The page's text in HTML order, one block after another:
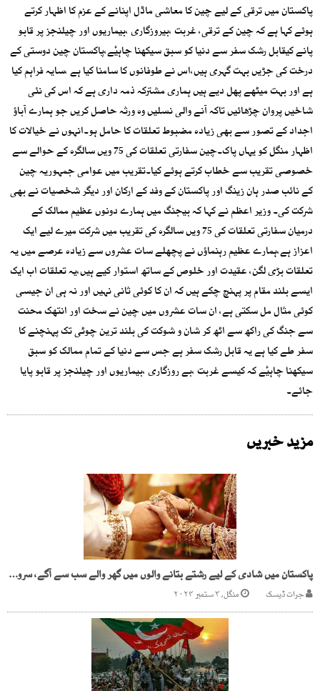
پاکستان میں ترقی کے لیے چین کا معاشی ماڈل اپنانے کے عزم کا اظہار کرتے
ہوئے کہا ہے کہ چین کے ترقی، غربت ،بیروزگاری ،بیماریوں اور چیلنجز پر قابو
پانے کیقابل رشک سفر سے دنیا کو سبق سیکھنا چاہیٔے،پاکستان چین دوستی کے
درخت کی جڑیں بہت گہری ہیں،اس نے طوفانوں کا سامنا کیا ہے ،سایہ فراہم کیا
ہے اور بہت میٹھے پھل دیے ہیں ہماری مشترکہ ذمہ داری ہے کہ اس کی نئی
شاخیں پروان چڑھائیں تاکہ آنے والی نسلیں وہ ورثہ حاصل کریں جو ہمارے آباؤ
اجداد کے تصور سے بھی زیادہ مضبوط تعلقات کا حامل ہو۔انہوں نے خیالات کا
اظہار منگل کو یہاں پاک۔چین سفارتی تعلقات کی 75 ویں سالگرہ کے حوالے سے
خصوصی تقریب سے خطاب کرتے ہوئے کیا۔تقریب میں عوامی جمہوریہ چین
کے نائب صدر ہان زینگ اور پاکستان کے وفد کے ارکان اور دیگر شخصیات نے بھی
شرکت کی۔ وزیر اعظم نے کہا کہ بیجنگ میں ہمارے دونوں عظیم ممالک کے
درمیان سفارتی تعلقات کی 75 ویں سالگرہ کی تقریب میں شرکت میرے لیے ایک
اعزاز ہے،ہمارے عظیم رہنماؤں نے پچھلے سات عشروں سے زیادہ عرصے میں یہ
تعلقات بڑی لگن، عقیدت اور خلوص کے ساتھ استوار کیے ہیں،یہ تعلقات اب ایک
ایسے بلند مقام پر پہنچ چکے ہیں کہ ان کا کوئی ثانی نہیں اور نہ ہی ان جیسی
کوئی مثال مل سکتی ہے، ان سات عشروں میں چین نے سخت اور انتھک محنت
سے جنگ کی راکھ سے اٹھ کر شان و شوکت کی بلند ترین چوٹی تک پہنچنے کا
سفر طے کیا ہے یہ قابل رشک سفر ہے جس سے دنیا کے تمام ممالک کو سبق
سیکھنا چاہیٔے کہ کیسے غربت ،بے روزگاری ،بیماریوں اور چیلنجز پر قابو پایا
جائے۔
مزید خبریں
پاکستان میں شادی کے لیے رشتے بتانے والوں میں گھر والے سب سے آگے، سروے رپورٹ
جرات ڈیسک منگل, ۳ ستمبر ۲۰۲۴